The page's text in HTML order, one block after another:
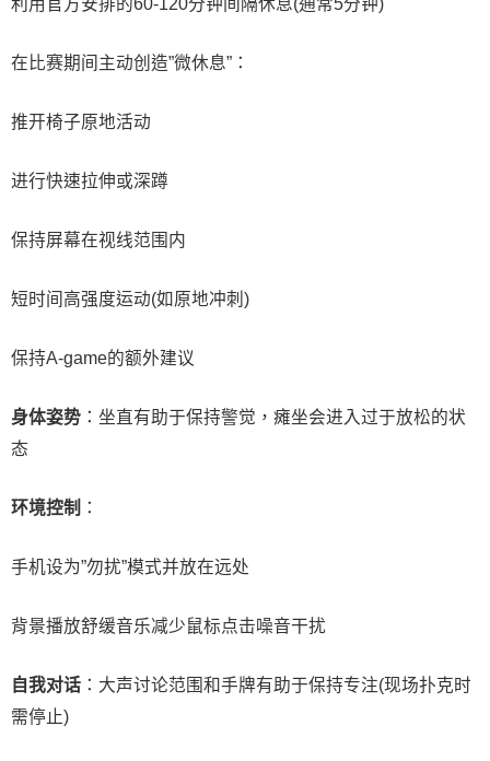
在比赛期间主动创造”微休息”：
推开椅子原地活动
进行快速拉伸或深蹲
保持屏幕在视线范围内
短时间高强度运动(如原地冲刺)
保持A-game的额外建议
身体姿势 ：坐直有助于保持警觉，瘫坐会进入过于放松的状
态
环境控制 ：
手机设为”勿扰”模式并放在远处
背景播放舒缓音乐减少鼠标点击噪音干扰
自我对话 ：大声讨论范围和手牌有助于保持专注(现场扑克时
需停止)